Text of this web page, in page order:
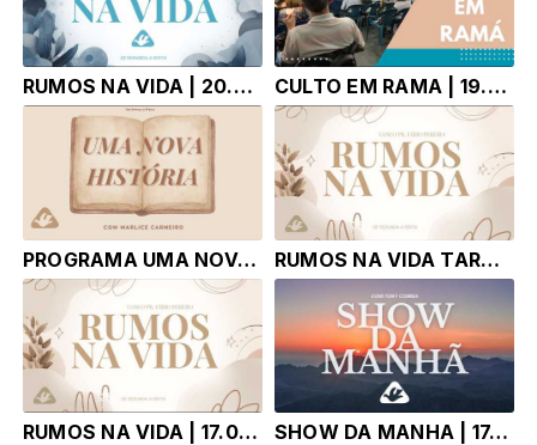
RUMOS NA VIDA | 20.07.26 | Pr. Érico Rodolpho Bussinger CULTO EM RAMA | 19.07.26 |
PROGRAMA UMA NOVA HISTÓRIA |19.07.26| Marlice Carneiro RUMOS NA VIDA TARDE | 17.07.26 | Pr. Fábio Pereira e Sebastião Neves
RUMOS NA VIDA | 17.07.26 | Pr. Fábio Pereira e Sebastião Neves SHOW DA MANHA | 17.07.26 | TONY CORREA